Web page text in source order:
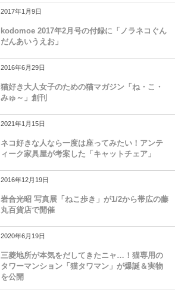
2017年1月9日
kodomoe 2017年2月号の付録に「ノラネコぐん
だんあいうえお」
2016年6月29日
猫好き大人女子のための猫マガジン「ね・こ・
みゅ～」創刊
2021年1月15日
ネコ好きな人なら一度は座ってみたい！アンテ
ィーク家具屋が考案した「キャットチェア」
2016年12月19日
岩合光昭 写真展「ねこ歩き」が1/2から帯広の藤
丸百貨店で開催
2020年6月19日
三菱地所が本気をだしてきたニャ…！猫専用の
タワーマンション「猫タワマン」が爆誕＆実物
を公開